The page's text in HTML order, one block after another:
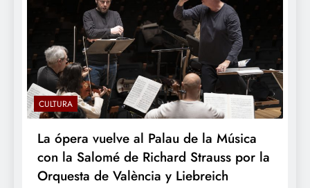
CULTURA
La ópera vuelve al Palau de la Música
con la Salomé de Richard Strauss por la
Orquesta de València y Liebreich